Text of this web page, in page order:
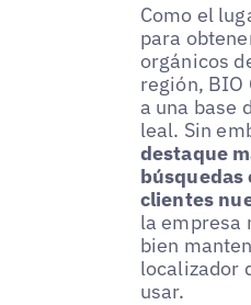
Como el
para
orgánicos
región, BIO
a una base
leal. Sin
destaque
búsquedas
clientes
la empresa
bien
localizador
usar.